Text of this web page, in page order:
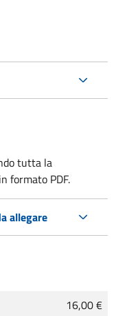
tutta la
formato PDF.
allegare
16,00 €